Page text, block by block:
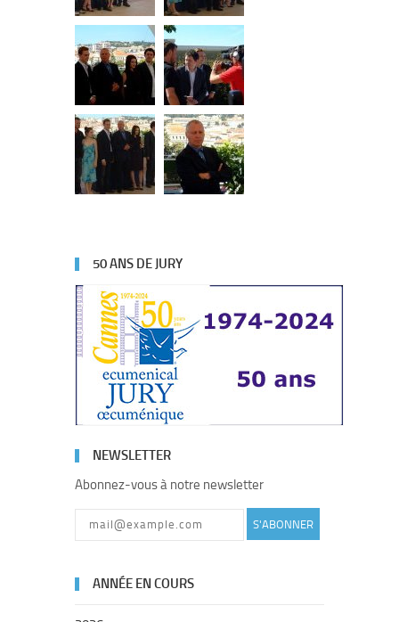
50 ANS DE JURY
NEWSLETTER
Abonnez-vous à notre newsletter
S'ABONNER
ANNÉE EN COURS